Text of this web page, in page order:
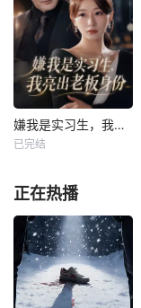
嫌我是实习生，我亮出老板身份
已完结
正在热播